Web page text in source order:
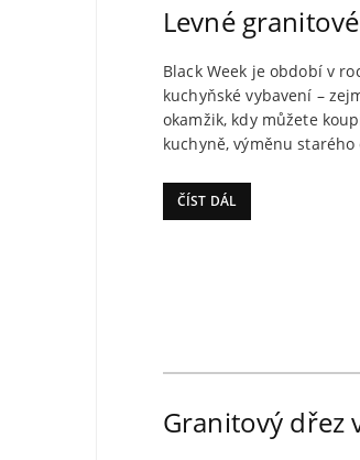
Levné
Black Week je období v
kuchyňské vybavení –
okamžik, kdy můžete
kuchyně, výměnu
ČÍST DÁL
Granitový dřez